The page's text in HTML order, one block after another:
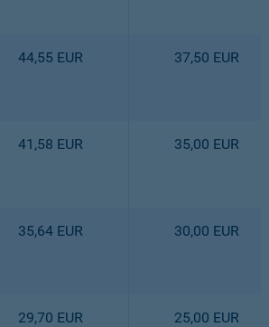
44,55 EUR 37,50 EUR
41,58 EUR 35,00 EUR
35,64 EUR 30,00 EUR
29,70 EUR 25,00 EUR